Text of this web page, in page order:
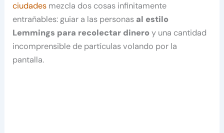
ciudades mezcla dos cosas infinitamente
entrañables: guiar a las personas al estilo
Lemmings para recolectar dineroy una cantidad
incomprensible de partículas volando por la
pantalla.